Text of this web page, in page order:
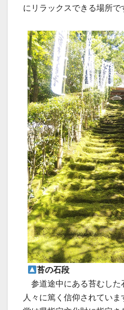
にリラックスできる場所で
苔の石段
参道途中にある苔むした
人々に篤く信仰されてい